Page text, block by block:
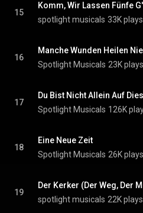
15
Komm, Wir Lassen Fünfe
spotlight musicals 33K plays
16
Manche Wunden Heilen Nie
Spotlight Musicals 23K plays
17
Du Bist Nicht Allein Auf
Spotlight Musicals 126K
18
Eine Neue Zeit
Spotlight Musicals 26K plays
19
Der Kerker (Der Weg, Der
spotlight musicals 22K plays